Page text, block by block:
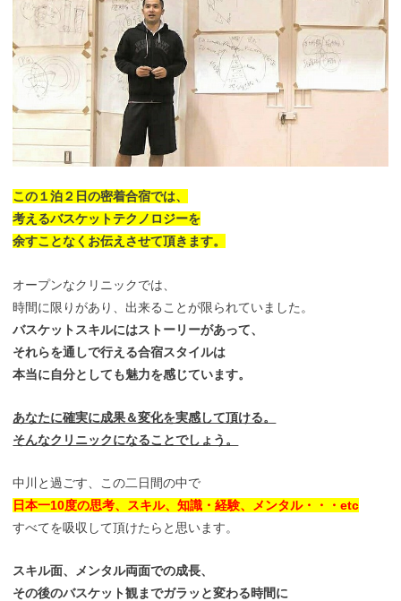
この１泊２日の密着合宿では、
考えるバスケットテクノロジーを
余すことなくお伝えさせて頂きます。
オープンなクリニックでは、
時間に限りがあり、出来ることが限られていました。
バスケットスキルにはストーリーがあって、
それらを通しで行える合宿スタイルは
本当に自分としても魅力を感じています。
あなたに確実に成果＆変化を実感して頂ける。
そんなクリニックになることでしょう。
中川と過ごす、この二日間の中で
日本一10度の思考、スキル、知識・経験、メンタル・・・etc
すべてを吸収して頂けたらと思います。
スキル面、メンタル両面での成長、
その後のバスケット観までガラッと変わる時間に